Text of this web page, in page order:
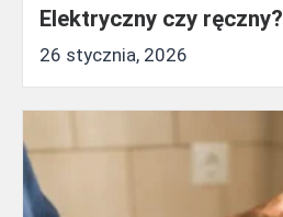
Elektryczny czy ręczny?
26 stycznia, 2026